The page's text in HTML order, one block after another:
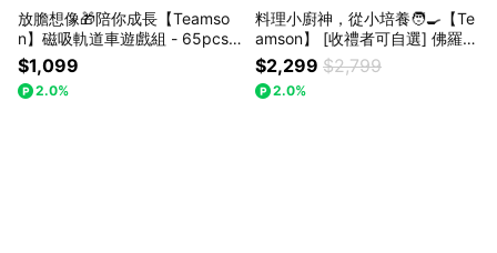
放膽想像🎁陪你成長【Teamso
n】磁吸軌道車遊戲組 - 65pcs
兒童玩具 立體軌道 自由組合 ST
EAM 親子共玩 創意不受限 想變
就變 邏輯思考 生日禮物
$1,099
2.0%
料理小廚神，從小培養🧑‍🍳【Te
amson】 [收禮者可自選] 佛羅倫
斯玩具廚房 (共2色可選)｜扮家
家酒 料理遊戲 寓教於樂 生日禮
物 兒童禮物 成長禮物 送禮推薦
$2,299 $2,799
2.0%